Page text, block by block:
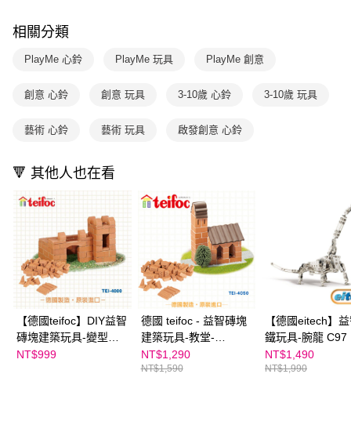
1.分期款項不併入電信帳單，「大哥付你分期」於每月結算日後寄送繳費提
2.透過簡訊連結打開帳單後，可選擇「超商條碼／台灣大直營門市／銀行轉
【注意事項】
用戶於交易時，得透過本服務購買商品或服務，並由商店將買賣／分期付款
資料（包含姓名、電話或地址）提供予台灣大哥大進項蒐集、處理及利用，
3.完整用戶服務條款，請詳閱以下連結：https://oppay.tw/userRule
【「AFTEE先享後付」結帳流程】
１．於結帳方式選擇「AFTEE先享後付」後，將跳轉至「AFTEE先享後付」
結帳頁面，進行簡訊認證並確認金額後，即可完成結帳。
３．收到繳費通知簡訊後14天內，點擊此簡訊中的連結，可透過四大超商／
※ 請注意：結帳手續完成當下不需立刻繳費，但若您需要取消訂單，請聯絡
購買商品的店家。未經商家同意取消之訂單仍視為有效，需透過AFTEE先享
※ 交易是否成功請以「AFTEE先享後付 」之結帳頁面顯示為準，若有關於
是否繳費成功／繳費後需取消欲退款等相關疑問，請聯繫「AFTEE先享後付
客戶支援中心」 https://netprotections.freshdesk.com/support/home
１．透過由恩沛科技股份有限公司提供之「AFTEE先享後付」服務完成之交
易，需依本服務之必要範圍內提供個人資料，並將交易相關給付款項請求債
權轉讓予恩沛科技股份有限公司。
２．關於個人資料處理事宜，請瀏覽以下網址：
https://aftee.tw/terms/#terms3
３．未成年的使用者請事先徵得法定代理人或監護人之同意方可使用
「AFTEE先享後付」，若未經同意申辦者引起之損失，本公司不負相關責
任。
４．使用「AFTEE先享後付」時，將依據個別帳號之用戶狀況，依本公司即
時審查核予不同之上限額度；若仍有額度不足之情形，本公司將視審查結果
每筆NT$70，滿NT$800(含以上)免運費
離島宅配（澎湖、金門、馬祖、小琉球；不適用於郵局i郵箱）
相關分類
PlayMe 心鈴 PlayMe 玩具 PlayMe 創意
創意 心鈴 創意 玩具 3-10歲 心鈴 3-10歲 玩具
藝術 心鈴 藝術 玩具 啟發創意 心鈴
🔻 其他人也在看
【德國teifoc】DIY益智
磚塊建築玩具-變型城
堡 TEI4000
NT$999
德國 teifoc - 益智磚塊
建築玩具-教堂-
TEI4050
NT$1,290
NT$1,590
【德國eitech】
鐵玩具-腕龍 C97
NT$1,490
NT$1,990